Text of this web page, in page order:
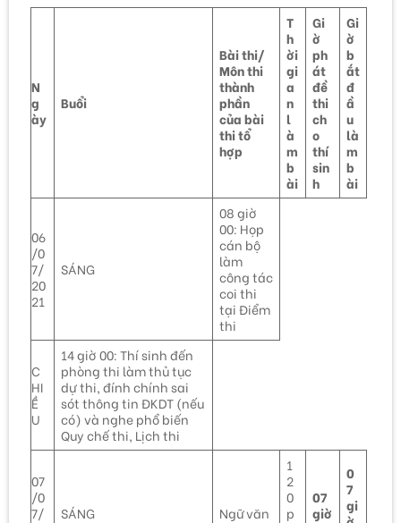
N
g
ày
Buổi
Bài thi/
Môn thi
thành
phần
của bài
thi tổ
hợp
T
h
ời
gi
a
n
l
à
m
b
ài
Gi
ờ
ph
át
đề
thi
ch
o
thí
sin
h
Gi
ờ
b
ắt
đ
ầ
u
là
m
b
ài
06
/0
7/
20
21
SÁNG
08 giờ
00: Họp
cán bộ
làm
công tác
coi thi
tại Điểm
thi
C
HI
Ề
U
14 giờ 00: Thí sinh đến
phòng thi làm thủ tục
dự thi, đính chính sai
sót thông tin ĐKDT (nếu
có) và nghe phổ biến
Quy chế thi, Lịch thi
07
/0
7/
SÁNG Ngữ văn
1
2
0
p
07
giờ
0
7
gi